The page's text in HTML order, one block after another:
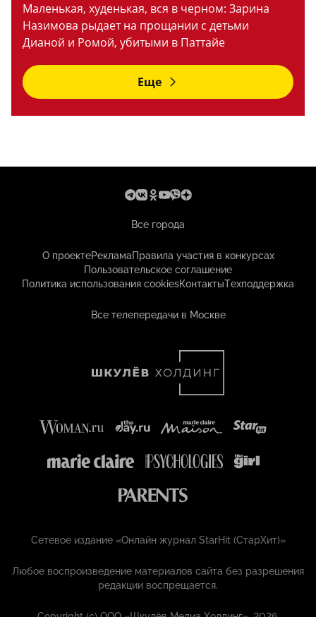
Маленькая, худенькая, вся в черном: Зарина
Назимова рыдает на прощании с детьми
Дианой и Ромой, убитыми в Паттайе
Еще
Все города
О проектеРекламаПравила участия в конкурсах
Пользовательское соглашение
Политика использования cookiesКонтактыТехподдержка
Все телепередачи в Москве
Сетевое издание «Онлайн журнал StarHit (СтарХит)»
Любое воспроизведение материалов сайта без разрешения
редакции воспрещается.